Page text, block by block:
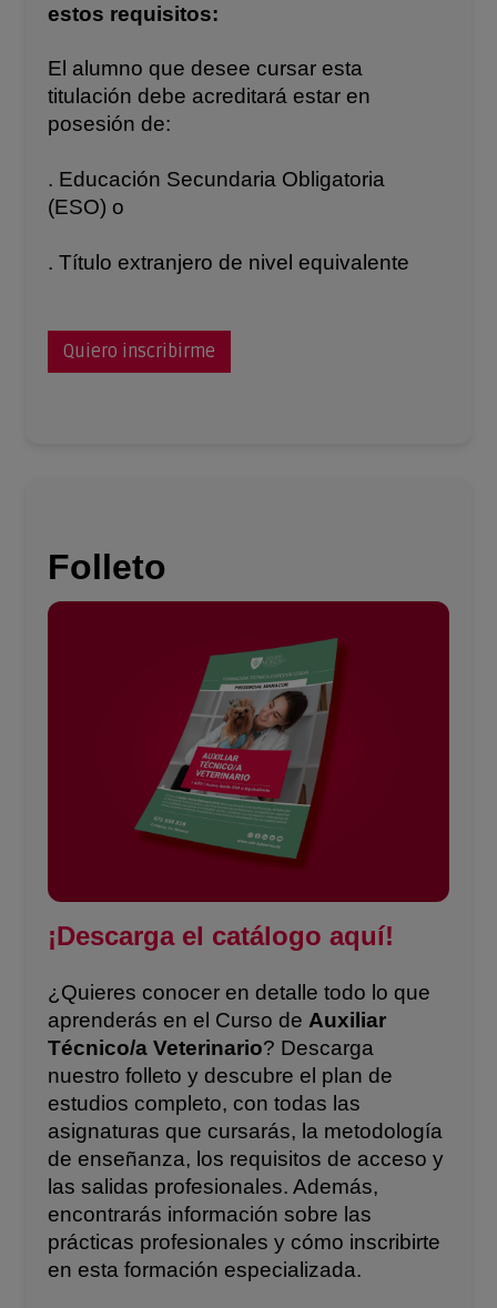
estos requisitos:
El alumno que desee cursar esta
titulación debe acreditará estar en
posesión de:
. Educación Secundaria Obligatoria
(ESO) o
. Título extranjero de nivel equivalente
Quiero inscribirme
Folleto
¡Descarga el catálogo aquí!
¿Quieres conocer en detalle todo lo que
aprenderás en el Curso de Auxiliar
Técnico/a Veterinario? Descarga
nuestro folleto y descubre el plan de
estudios completo, con todas las
asignaturas que cursarás, la metodología
de enseñanza, los requisitos de acceso y
las salidas profesionales. Además,
encontrarás información sobre las
prácticas profesionales y cómo inscribirte
en esta formación especializada.